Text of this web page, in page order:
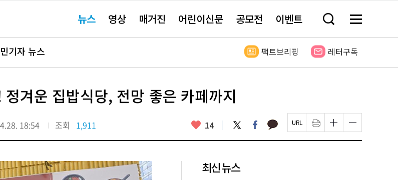
요뉴스 영상 매거진 어린이신문 공모전 이벤트 검
창
기
메
전
보
기자 뉴스 팩트브리핑 레터구독
겨운 집밥식당, 전망 좋은 카페까지
18:54 조회 1,911 좋
요
14 트
위
터
페
이
스
카
카 페
이
지
인
쇄
하
글
자
크
글
자
크
최신 뉴스